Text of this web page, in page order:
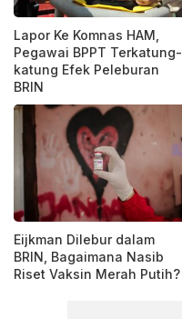
Lapor Ke Komnas HAM,
Pegawai BPPT Terkatung-
katung Efek Peleburan
BRIN
Eijkman Dilebur dalam
BRIN, Bagaimana Nasib
Riset Vaksin Merah Putih?